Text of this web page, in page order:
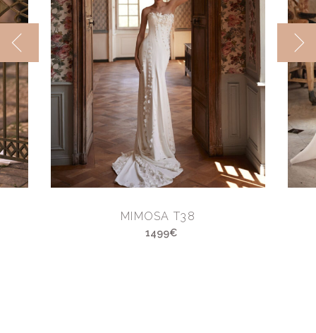
MIMOSA T38
1499€